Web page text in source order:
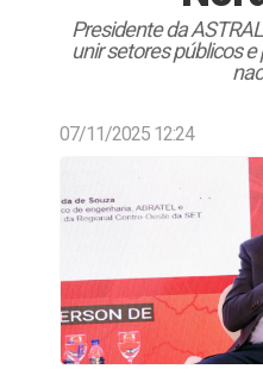
Presidente da
unir setores públicos
07/11/2025 12:24